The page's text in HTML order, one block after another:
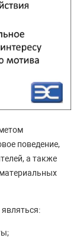
поведение,
а также